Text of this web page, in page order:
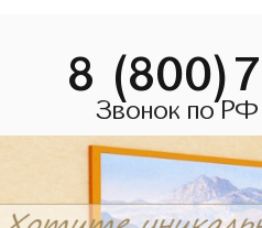
8
Звонок по РФ